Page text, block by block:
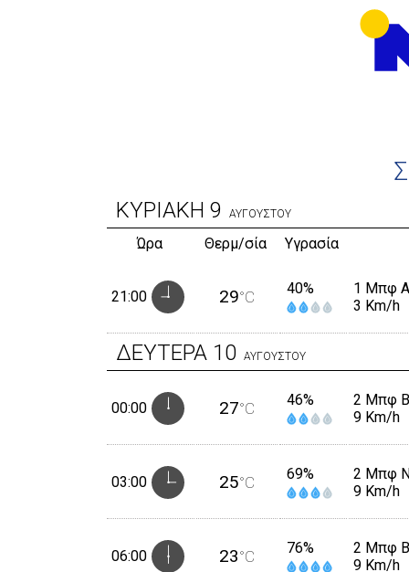
ΚΥΡΙΑΚΗ 9 ΑΥΓΟΥΣΤΟΥ
Ώρα Θερμ/σία Υγρασία
21:00 29°C 40%
1 Μπφ Α
3 Km/h
ΔΕΥΤΕΡΑ 10 ΑΥΓΟΥΣΤΟΥ
00:00 27°C 46%
2 Μπφ B
9 Km/h
03:00 25°C 69%
2 Μπφ
9 Km/h
06:00 23°C 76%
2 Μπφ
9 Km/h